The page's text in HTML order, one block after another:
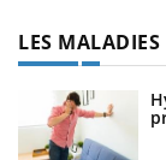
LES MALADIES